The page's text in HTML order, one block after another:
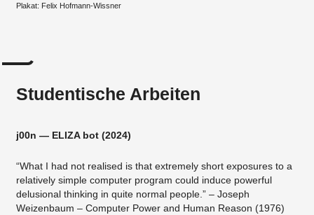
Plakat: Felix Hofmann-Wissner
Studentische Arbeiten
j00n — ELIZA bot (2024)
“What I had not realised is that extremely short exposures to a
relatively simple computer program could induce powerful
delusional thinking in quite normal people.” – Joseph
Weizenbaum – Computer Power and Human Reason (1976)